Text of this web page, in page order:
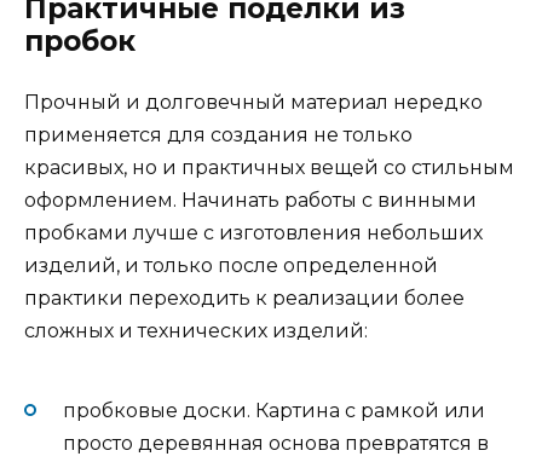
Практичные поделки из
пробок
Прочный и долговечный материал нередко
применяется для создания не только
красивых, но и практичных вещей со стильным
оформлением. Начинать работы с винными
пробками лучше с изготовления небольших
изделий, и только после определенной
практики переходить к реализации более
сложных и технических изделий:
пробковые доски. Картина с рамкой или
просто деревянная основа превратятся в